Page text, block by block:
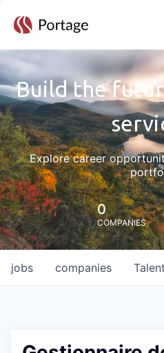
Build the
Explore career
0
COMPANIES
jobs companies Talent